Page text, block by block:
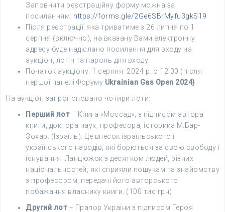
Заповнити реєстраційну форму можна за
посиланням: https://forms.gle/2Ge6SBrMyfu3gkS19
Після реєстрації, яка триватиме з 26 липня по 1
серпня (включно), на вказану Вами електронну
адресу буде надіслано посилання для входу на
аукціон, логін та пароль для входу.
Початок аукціону: 1 серпня 2024 р. о 12.00 (після
першої панелі Форуму Ukrainian Gas Open 2024)
На аукціон запропоновано чотири лоти:
Перший лот– Книга «Моссад», з підписом автора
книги, доктора наук, професора, історика М.Бар-
Зохар. (Ізраїль). Це внесок ізраїльського і
українського народів, які борються за свою свободу і
існування. Ланцюжок з десятком людей, різних
національностей, які сприяли пошукам та знайомству
з професором, передачі його авторського
побажання власнику книги. (100 тис грн)
Другий лот– Прапор України з підписом Героя